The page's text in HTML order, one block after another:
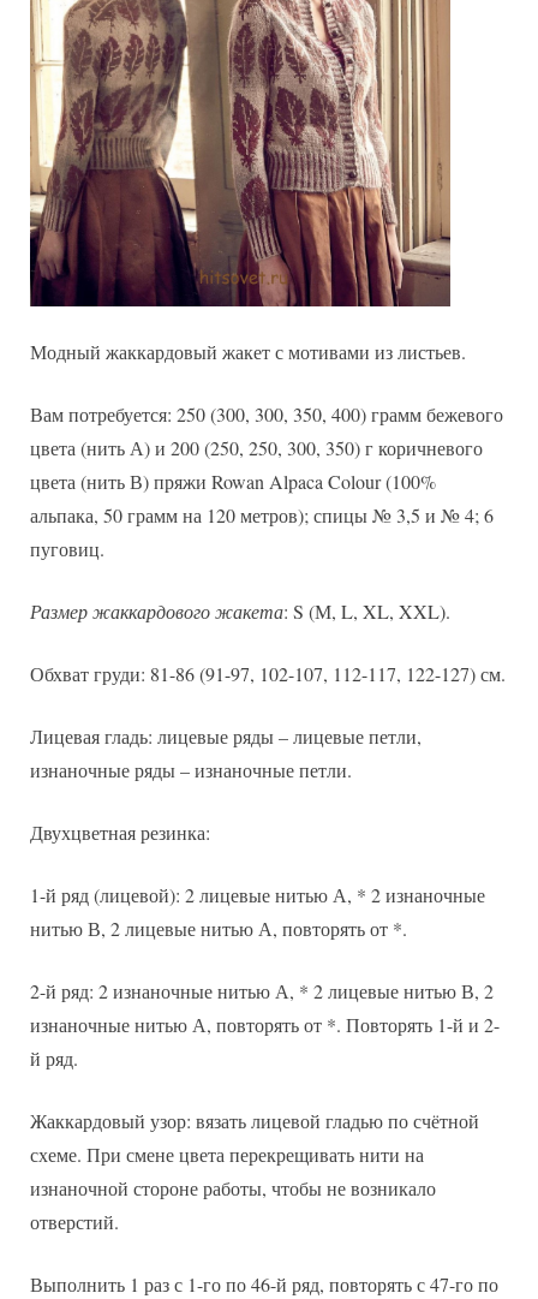
Модный жаккардовый жакет с мотивами из листьев.
Вам потребуется: 250 (300, 300, 350, 400) грамм бежевого
цвета (нить А) и 200 (250, 250, 300, 350) г коричневого
цвета (нить В) пряжи Rowan Alpaca Colour (100%
альпака, 50 грамм на 120 метров); спицы № 3,5 и № 4; 6
пуговиц.
Размер жаккардового жакета: S (М, L, XL, XXL).
Обхват груди: 81-86 (91-97, 102-107, 112-117, 122-127) см.
Лицевая гладь: лицевые ряды – лицевые петли,
изнаночные ряды – изнаночные петли.
Двухцветная резинка:
1-й ряд (лицевой): 2 лицевые нитью А, * 2 изнаночные
нитью В, 2 лицевые нитью А, повторять от *.
2-й ряд: 2 изнаночные нитью А, * 2 лицевые нитью В, 2
изнаночные нитью А, повторять от *. Повторять 1-й и 2-
й ряд.
Жаккардовый узор: вязать лицевой гладью по счётной
схеме. При смене цвета перекрещивать нити на
изнаночной стороне работы, чтобы не возникало
отверстий.
Выполнить 1 раз с 1-го по 46-й ряд, повторять с 47-го по